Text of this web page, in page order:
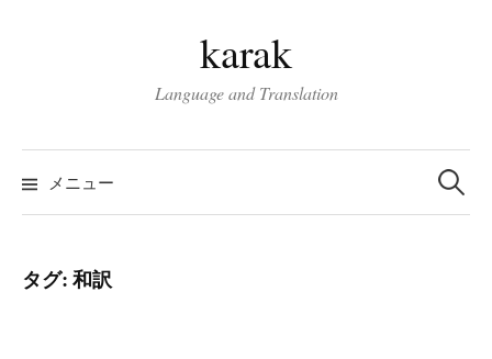
ス
キ
プ
karak
Language and Translation
メニュー
検
索:
タグ:和訳